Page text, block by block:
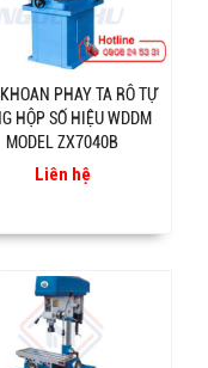
PHAY TA RÔ TỰ
HỘP SỐ HIỆU WDDM
MODEL ZX7040B
Liên hệ